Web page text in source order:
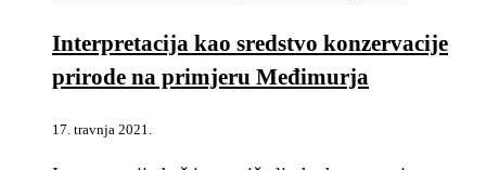
Interpretacija kao sredstvo konzervacije
prirode na primjeru Međimurja
17. travnja 2021.